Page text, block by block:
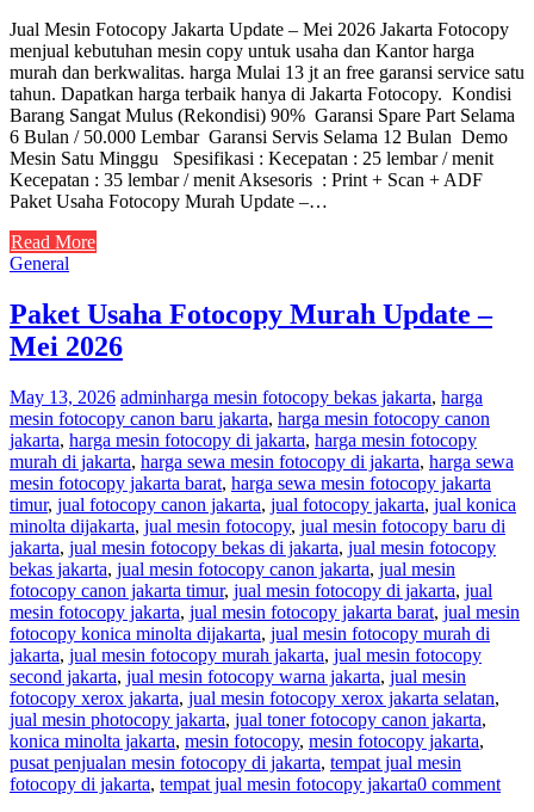
Jual Mesin Fotocopy Jakarta Update – Mei 2026 Jakarta Fotocopy
menjual kebutuhan mesin copy untuk usaha dan Kantor harga
murah dan berkwalitas. harga Mulai 13 jt an free garansi service satu
tahun. Dapatkan harga terbaik hanya di Jakarta Fotocopy. Kondisi
Barang Sangat Mulus (Rekondisi) 90% Garansi Spare Part Selama
6 Bulan / 50.000 Lembar Garansi Servis Selama 12 Bulan Demo
Mesin Satu Minggu Spesifikasi : Kecepatan : 25 lembar / menit
Kecepatan : 35 lembar / menit Aksesoris : Print + Scan + ADF
Paket Usaha Fotocopy Murah Update –…
Read More
General
Paket Usaha Fotocopy Murah Update –
Mei 2026
May 13, 2026 adminharga mesin fotocopy bekas jakarta, harga
mesin fotocopy canon baru jakarta, harga mesin fotocopy canon
jakarta, harga mesin fotocopy di jakarta, harga mesin fotocopy
murah di jakarta, harga sewa mesin fotocopy di jakarta, harga sewa
mesin fotocopy jakarta barat, harga sewa mesin fotocopy jakarta
timur, jual fotocopy canon jakarta, jual fotocopy jakarta, jual konica
minolta dijakarta, jual mesin fotocopy, jual mesin fotocopy baru di
jakarta, jual mesin fotocopy bekas di jakarta, jual mesin fotocopy
bekas jakarta, jual mesin fotocopy canon jakarta, jual mesin
fotocopy canon jakarta timur, jual mesin fotocopy di jakarta, jual
mesin fotocopy jakarta, jual mesin fotocopy jakarta barat, jual mesin
fotocopy konica minolta dijakarta, jual mesin fotocopy murah di
jakarta, jual mesin fotocopy murah jakarta, jual mesin fotocopy
second jakarta, jual mesin fotocopy warna jakarta, jual mesin
fotocopy xerox jakarta, jual mesin fotocopy xerox jakarta selatan,
jual mesin photocopy jakarta, jual toner fotocopy canon jakarta,
konica minolta jakarta, mesin fotocopy, mesin fotocopy jakarta,
pusat penjualan mesin fotocopy di jakarta, tempat jual mesin
fotocopy di jakarta, tempat jual mesin fotocopy jakarta0 comment